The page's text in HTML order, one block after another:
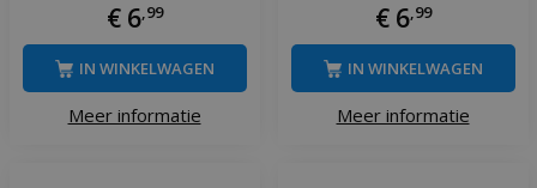
€ 6,99
Meer informatie
IN WINKELWAGEN
€ 6,99
Meer informatie
IN WINKELWAGEN